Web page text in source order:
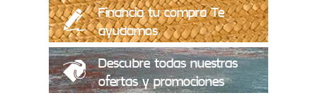
Financia tu compra Te
ayudamos
Descubre todas nuestras
ofertas y promociones